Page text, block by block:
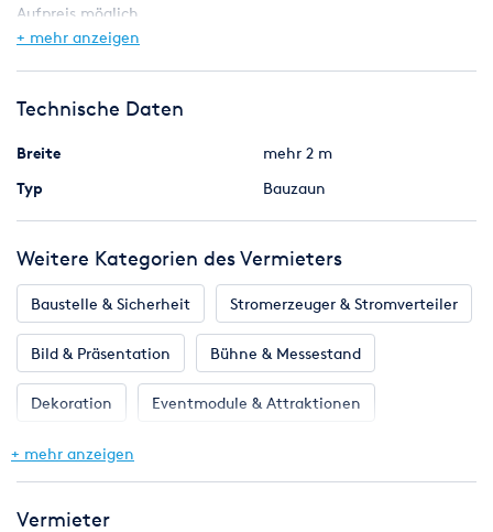
Aufpreis möglich
- Zahlung und andere Vereinbarungen nach Absprache und
entstehen haftet der Mieter
+ mehr anzeigen
Technische Daten
Breite
mehr 2 m
Typ
Bauzaun
Weitere Kategorien des Vermieters
Baustelle & Sicherheit Stromerzeuger & Stromverteiler
Bild & Präsentation Bühne & Messestand
Dekoration Eventmodule & Attraktionen
Gastronomie & Bar
+ mehr anzeigen
Vermieter